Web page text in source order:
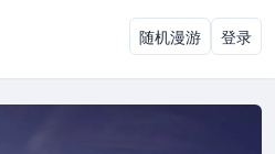
随机漫游 登录